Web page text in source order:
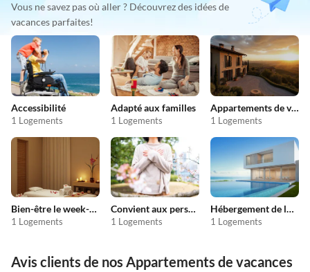
Vous ne savez pas où aller ? Découvrez des idées de
vacances parfaites!
Accessibilité
1 Logements
Adapté aux familles
1 Logements
Appartements de vacances pas chers
1 Logements
Bien-être le week-end
1 Logements
Convient aux personnes allergiques
1 Logements
Hébergement de luxe
1 Logements
Avis clients de nos Appartements de vacances